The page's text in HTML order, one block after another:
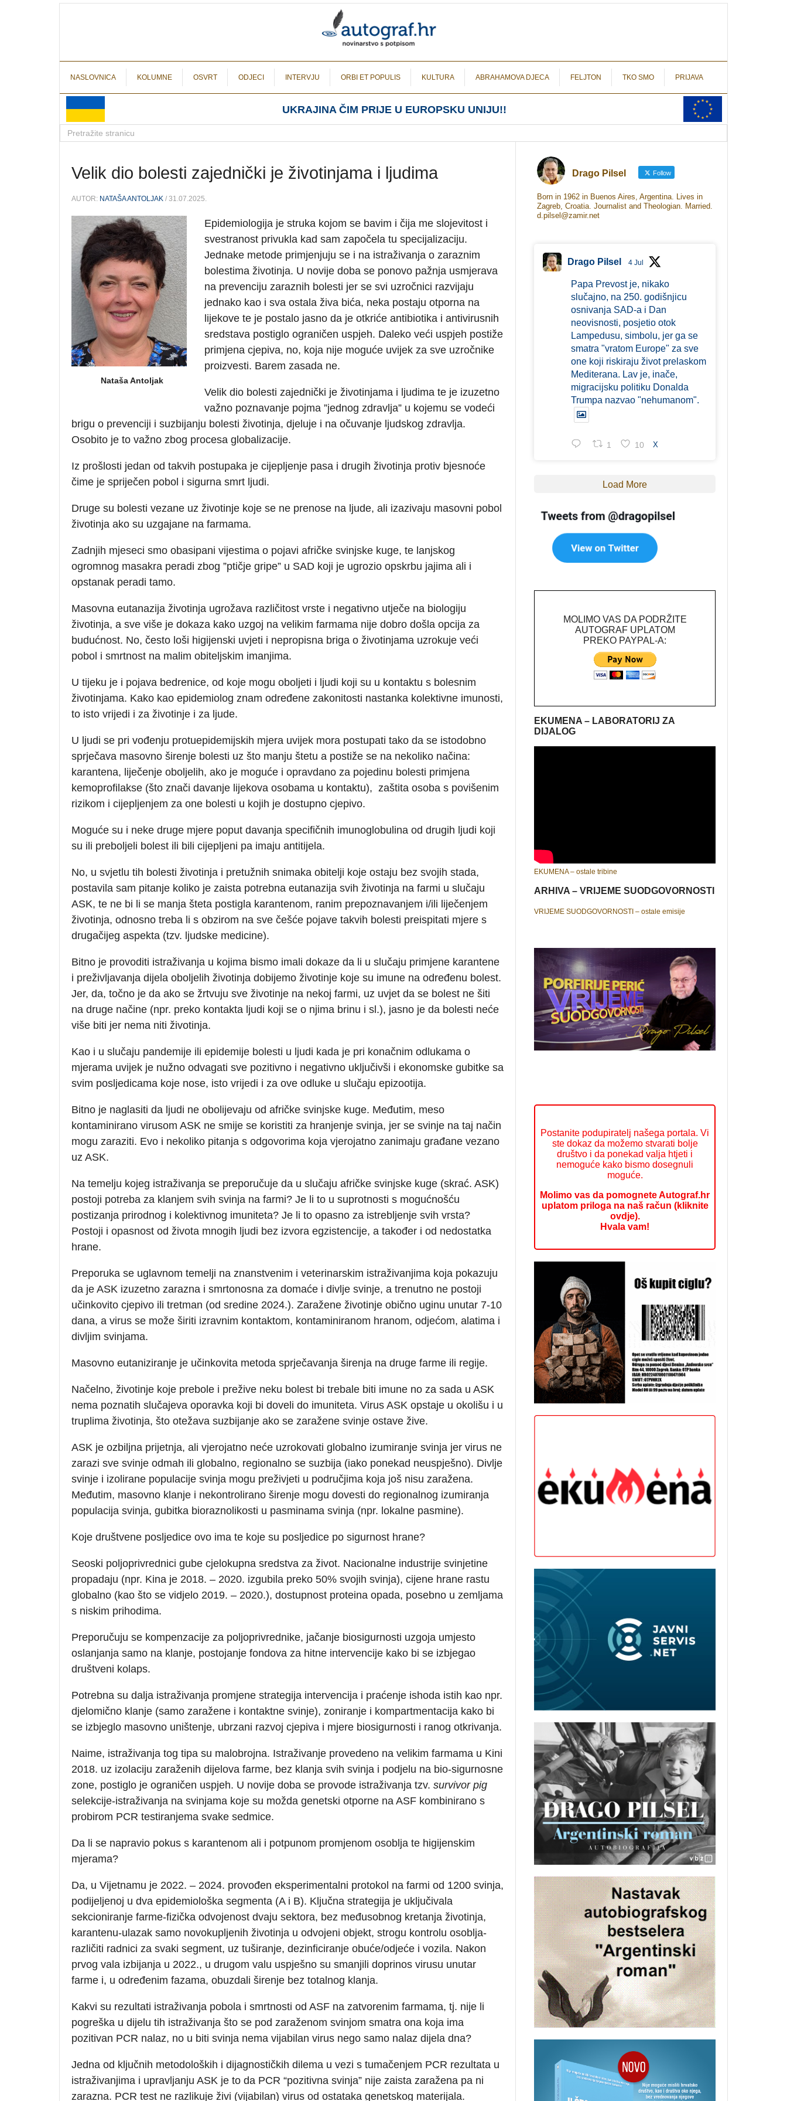
NASLOVNICA KOLUMNE OSVRT ODJECI INTERVJU ORBI ET POPULIS KULTURA ABRAHAMOVA DJECA FELJTON TKO SMO PRIJAVA
UKRAJINA ČIM PRIJE U EUROPSKU UNIJU!!
Velik dio bolesti zajednički je životinjama i ljudima
AUTOR: NATAŠA ANTOLJAK / 31.07.2025.
Nataša Antoljak
Epidemiologija je struka kojom se bavim i čija me slojevitost i
svestranost privukla kad sam započela tu specijalizaciju.
Jednake metode primjenjuju se i na istraživanja o zaraznim
bolestima životinja. U novije doba se ponovo pažnja usmjerava
na prevenciju zaraznih bolesti jer se svi uzročnici razvijaju
jednako kao i sva ostala živa bića, neka postaju otporna na
lijekove te je postalo jasno da je otkriće antibiotika i antivirusnih
sredstava postiglo ograničen uspjeh. Daleko veći uspjeh postiže
primjena cjepiva, no, koja nije moguće uvijek za sve uzročnike
proizvesti. Barem zasada ne.
Velik dio bolesti zajednički je životinjama i ljudima te je izuzetno
važno poznavanje pojma ”jednog zdravlja” u kojemu se vodeći
brigu o prevenciji i suzbijanju bolesti životinja, djeluje i na očuvanje ljudskog zdravlja.
Osobito je to važno zbog procesa globalizacije.
Iz prošlosti jedan od takvih postupaka je cijepljenje pasa i drugih životinja protiv bjesnoće
čime je spriječen pobol i sigurna smrt ljudi.
Druge su bolesti vezane uz životinje koje se ne prenose na ljude, ali izazivaju masovni pobol
životinja ako su uzgajane na farmama.
Zadnjih mjeseci smo obasipani vijestima o pojavi afričke svinjske kuge, te lanjskog
ogromnog masakra peradi zbog ”ptičje gripe” u SAD koji je ugrozio opskrbu jajima ali i
opstanak peradi tamo.
Masovna eutanazija životinja ugrožava različitost vrste i negativno utječe na biologiju
životinja, a sve više je dokaza kako uzgoj na velikim farmama nije dobro došla opcija za
budućnost. No, često loši higijenski uvjeti i nepropisna briga o životinjama uzrokuje veći
pobol i smrtnost na malim obiteljskim imanjima.
U tijeku je i pojava bedrenice, od koje mogu oboljeti i ljudi koji su u kontaktu s bolesnim
životinjama. Kako kao epidemiolog znam određene zakonitosti nastanka kolektivne imunosti,
to isto vrijedi i za životinje i za ljude.
U ljudi se pri vođenju protuepidemijskih mjera uvijek mora postupati tako da se istodobno
sprječava masovno širenje bolesti uz što manju štetu a postiže se na nekoliko načina:
karantena, liječenje oboljelih, ako je moguće i opravdano za pojedinu bolesti primjena
kemoprofilakse (što znači davanje lijekova osobama u kontaktu), zaštita osoba s povišenim
rizikom i cijepljenjem za one bolesti u kojih je dostupno cjepivo.
Moguće su i neke druge mjere poput davanja specifičnih imunoglobulina od drugih ljudi koji
su ili preboljeli bolest ili bili cijepljeni pa imaju antitijela.
No, u svjetlu tih bolesti životinja i pretužnih snimaka obitelji koje ostaju bez svojih stada,
postavila sam pitanje koliko je zaista potrebna eutanazija svih životinja na farmi u slučaju
ASK, te ne bi li se manja šteta postigla karantenom, ranim prepoznavanjem i/ili liječenjem
životinja, odnosno treba li s obzirom na sve češće pojave takvih bolesti preispitati mjere s
drugačijeg aspekta (tzv. ljudske medicine).
Bitno je provoditi istraživanja u kojima bismo imali dokaze da li u slučaju primjene karantene
i preživljavanja dijela oboljelih životinja dobijemo životinje koje su imune na određenu bolest.
Jer, da, točno je da ako se žrtvuju sve životinje na nekoj farmi, uz uvjet da se bolest ne šiti
na druge načine (npr. preko kontakta ljudi koji se o njima brinu i sl.), jasno je da bolesti neće
više biti jer nema niti životinja.
Kao i u slučaju pandemije ili epidemije bolesti u ljudi kada je pri konačnim odlukama o
mjerama uvijek je nužno odvagati sve pozitivno i negativno uključivši i ekonomske gubitke sa
svim posljedicama koje nose, isto vrijedi i za ove odluke u slučaju epizootija.
Bitno je naglasiti da ljudi ne obolijevaju od afričke svinjske kuge. Međutim, meso
kontaminirano virusom ASK ne smije se koristiti za hranjenje svinja, jer se svinje na taj način
mogu zaraziti. Evo i nekoliko pitanja s odgovorima koja vjerojatno zanimaju građane vezano
uz ASK.
Na temelju kojeg istraživanja se preporučuje da u slučaju afričke svinjske kuge (skrać. ASK)
postoji potreba za klanjem svih svinja na farmi? Je li to u suprotnosti s mogućnošću
postizanja prirodnog i kolektivnog imuniteta? Je li to opasno za istrebljenje svih vrsta?
Postoji i opasnost od života mnogih ljudi bez izvora egzistencije, a također i od nedostatka
hrane.
Preporuka se uglavnom temelji na znanstvenim i veterinarskim istraživanjima koja pokazuju
da je ASK izuzetno zarazna i smrtonosna za domaće i divlje svinje, a trenutno ne postoji
učinkovito cjepivo ili tretman (od sredine 2024.). Zaražene životinje obično uginu unutar 7-10
dana, a virus se može širiti izravnim kontaktom, kontaminiranom hranom, odjećom, alatima i
divljim svinjama.
Masovno eutaniziranje je učinkovita metoda sprječavanja širenja na druge farme ili regije.
Načelno, životinje koje prebole i prežive neku bolest bi trebale biti imune no za sada u ASK
nema poznatih slučajeva oporavka koji bi doveli do imuniteta. Virus ASK opstaje u okolišu i u
truplima životinja, što otežava suzbijanje ako se zaražene svinje ostave žive.
ASK je ozbiljna prijetnja, ali vjerojatno neće uzrokovati globalno izumiranje svinja jer virus ne
zarazi sve svinje odmah ili globalno, regionalno se suzbija (iako ponekad neuspješno). Divlje
svinje i izolirane populacije svinja mogu preživjeti u područjima koja još nisu zaražena.
Međutim, masovno klanje i nekontrolirano širenje mogu dovesti do regionalnog izumiranja
populacija svinja, gubitka bioraznolikosti u pasminama svinja (npr. lokalne pasmine).
Koje društvene posljedice ovo ima te koje su posljedice po sigurnost hrane?
Seoski poljoprivrednici gube cjelokupna sredstva za život. Nacionalne industrije svinjetine
propadaju (npr. Kina je 2018. – 2020. izgubila preko 50% svojih svinja), cijene hrane rastu
globalno (kao što se vidjelo 2019. – 2020.), dostupnost proteina opada, posebno u zemljama
s niskim prihodima.
Preporučuju se kompenzacije za poljoprivrednike, jačanje biosigurnosti uzgoja umjesto
oslanjanja samo na klanje, postojanje fondova za hitne intervencije kako bi se izbjegao
društveni kolaps.
Potrebna su dalja istraživanja promjene strategija intervencija i praćenje ishoda istih kao npr.
djelomično klanje (samo zaražene i kontaktne svinje), zoniranje i kompartmentacija kako bi
se izbjeglo masovno uništenje, ubrzani razvoj cjepiva i mjere biosigurnosti i ranog otkrivanja.
Naime, istraživanja tog tipa su malobrojna. Istraživanje provedeno na velikim farmama u Kini
2018. uz izolaciju zaraženih dijelova farme, bez klanja svih svinja i podjelu na bio-sigurnosne
zone, postiglo je ograničen uspjeh. U novije doba se provode istraživanja tzv. survivor pig
selekcije-istraživanja na svinjama koje su možda genetski otporne na ASF kombinirano s
probirom PCR testiranjema svake sedmice.
Da li se napravio pokus s karantenom ali i potpunom promjenom osoblja te higijenskim
mjerama?
Da, u Vijetnamu je 2022. – 2024. provođen eksperimentalni protokol na farmi od 1200 svinja,
podijeljenoj u dva epidemiološka segmenta (A i B). Ključna strategija je uključivala
sekcioniranje farme-fizička odvojenost dvaju sektora, bez međusobnog kretanja životinja,
karantenu-ulazak samo novokupljenih životinja u odvojeni objekt, strogu kontrolu osoblja-
različiti radnici za svaki segment, uz tuširanje, dezinficiranje obuće/odjeće i vozila. Nakon
prvog vala izbijanja u 2022., u drugom valu uspješno su smanjili doprinos virusu unutar
farme i, u određenim fazama, obuzdali širenje bez totalnog klanja.
Kakvi su rezultati istraživanja pobola i smrtnosti od ASF na zatvorenim farmama, tj. nije li
pogreška u dijelu tih istraživanja što se pod zaraženom svinjom smatra ona koja ima
pozitivan PCR nalaz, no u biti svinja nema vijabilan virus nego samo nalaz dijela dna?
Jedna od ključnih metodoloških i dijagnostičkih dilema u vezi s tumačenjem PCR rezultata u
istraživanjima i upravljanju ASK je to da PCR “pozitivna svinja” nije zaista zaražena pa ni
zarazna. PCR test ne razlikuje živi (vijabilan) virus od ostataka genetskog materijala.
Drago Pilsel Follow
Born in 1962 in Buenos Aires, Argentina. Lives in
Zagreb, Croatia. Journalist and Theologian. Married.
d.pilsel@zamir.net
Drago Pilsel 4 Jul
Papa Prevost je, nikako
slučajno, na 250. godišnjicu
osnivanja SAD-a i Dan
neovisnosti, posjetio otok
Lampedusu, simbolu, jer ga se
smatra "vratom Europe" za sve
one koji riskiraju život prelaskom
Mediterana. Lav je, inače,
migracijsku politiku Donalda
Trumpa nazvao "nehumanom".
1 10 X
Load More
MOLIMO VAS DA PODRŽITE
AUTOGRAF UPLATOM
PREKO PAYPAL-A:
EKUMENA – LABORATORIJ ZA
DIJALOG
EKUMENA – ostale tribine
ARHIVA – VRIJEME SUODGOVORNOSTI
VRIJEME SUODGOVORNOSTI – ostale emisije
Postanite podupiratelj našega portala. Vi
ste dokaz da možemo stvarati bolje
društvo i da ponekad valja htjeti i
nemoguće kako bismo dosegnuli
moguće.
Molimo vas da pomognete Autograf.hr
uplatom priloga na naš račun (kliknite
ovdje).
Hvala vam!